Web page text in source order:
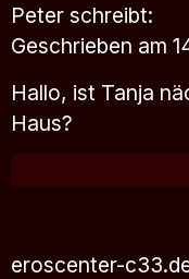
Peter schreibt:
Geschrieben am
Hallo, ist Tanja
Haus?
eroscenter-